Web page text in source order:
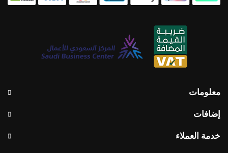
معلومات
إضافات
خدمة العملاء